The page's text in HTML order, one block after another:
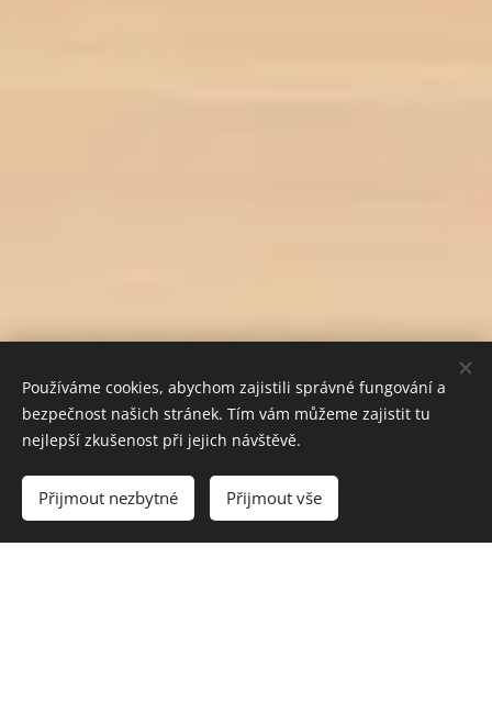
Vyprodáno
Používáme cookies, abychom zajistili správné fungování a
bezpečnost našich stránek. Tím vám můžeme zajistit tu
nejlepší zkušenost při jejich návštěvě.
Přijmout nezbytné Přijmout vše